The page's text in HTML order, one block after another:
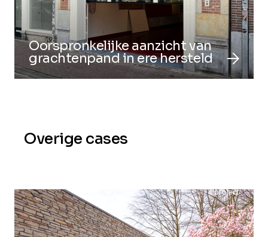
Oorspronkelijke aanzicht van
grachtenpand in ere hersteld arrow_forward
Overige cases
project